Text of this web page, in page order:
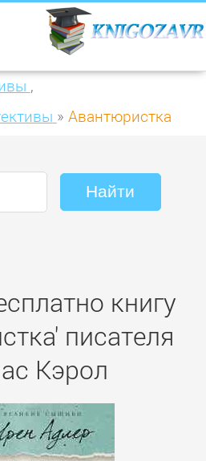
,
» Авантюристка
книгу
писателя
Кэрол